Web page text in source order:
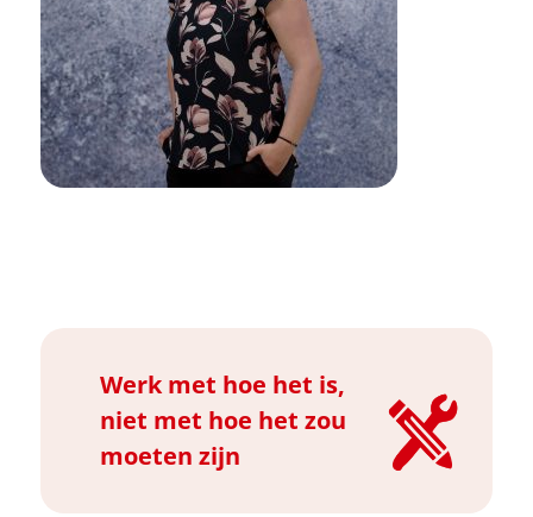
Werk met hoe het is,
niet met hoe het zou
moeten zijn